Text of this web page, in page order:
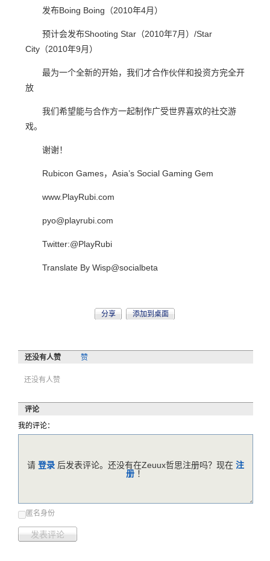
发布Boing Boing（2010年4月）
预计会发布Shooting Star（2010年7月）/Star
City（2010年9月）
最为一个全新的开始，我们才合作伙伴和投资方完全开
放
我们希望能与合作方一起制作广受世界喜欢的社交游
戏。
谢谢！
Rubicon Games，Asia’s Social Gaming Gem
www.PlayRubi.com
pyo@playrubi.com
Twitter:@PlayRubi
Translate By Wisp@socialbeta
分享 添加到桌面
还没有人赞 赞
还没有人赞
评论
我的评论：
匿名身份
发表评论
请 登录 后发表评论。还没有在Zeuux哲思注册吗？现在 注
册 ！